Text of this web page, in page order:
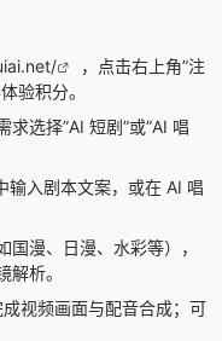
，点击右上角”注
验积分。
求选择”AI 短剧”或”AI 唱
输入剧本文案，或在 AI 唱
国漫、日漫、水彩等），
析。
视频画面与配音合成；可